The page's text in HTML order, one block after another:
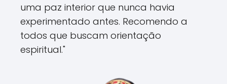
uma paz interior que nunca havia
experimentado antes. Recomendo a
todos que buscam orientação
espiritual."